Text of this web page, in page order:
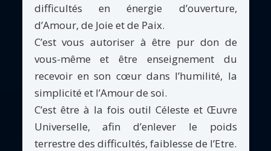
difficultés en énergie d’ouverture,
d’Amour, de Joie et de Paix.
C’est vous autoriser à être pur don de
vous-même et être enseignement du
recevoir en son cœur dans l’humilité, la
simplicité et l’Amour de soi.
C’est être à la fois outil Céleste et Œuvre
Universelle, afin d’enlever le poids
terrestre des difficultés, faiblesse de l’Etre.